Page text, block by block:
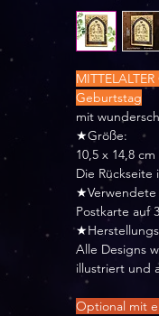
Geburtstag
mit
★Größe:
10,5 x 14,8 cm
Die
★Verwendete
Postkarte auf
Alle Designs
illustriert und
Optional mit